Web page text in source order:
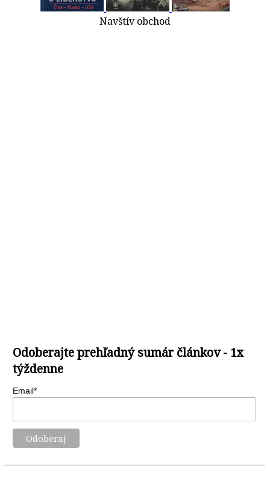
Navštív obchod
Odoberajte prehľadný sumár článkov - 1x
týždenne
Email*